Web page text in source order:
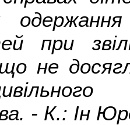
при
що не
- К.: Ін